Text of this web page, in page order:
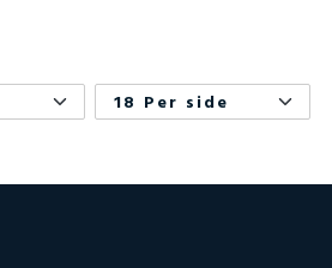
18 Per side